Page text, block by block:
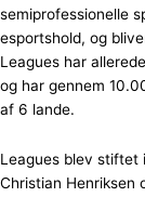
semiprofessionelle
esportshold, og
Leagues har
og har gennem
af 6 lande.
Leagues blev stiftet
Christian